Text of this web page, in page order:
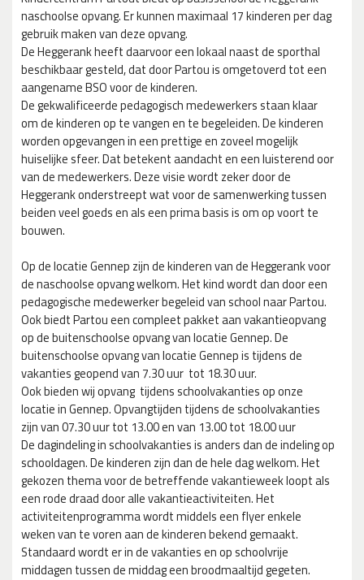
naschoolse opvang. Er kunnen maximaal 17 kinderen per dag
gebruik maken van deze opvang.
De Heggerank heeft daarvoor een lokaal naast de sporthal
beschikbaar gesteld, dat door Partou is omgetoverd tot een
aangename BSO voor de kinderen.
De gekwalificeerde pedagogisch medewerkers staan klaar
om de kinderen op te vangen en te begeleiden. De kinderen
worden opgevangen in een prettige en zoveel mogelijk
huiselijke sfeer. Dat betekent aandacht en een luisterend oor
van de medewerkers. Deze visie wordt zeker door de
Heggerank onderstreept wat voor de samenwerking tussen
beiden veel goeds en als een prima basis is om op voort te
bouwen.
Op de locatie Gennep zijn de kinderen van de Heggerank voor
de naschoolse opvang welkom. Het kind wordt dan door een
pedagogische medewerker begeleid van school naar Partou.
Ook biedt Partou een compleet pakket aan vakantieopvang
op de buitenschoolse opvang van locatie Gennep. De
buitenschoolse opvang van locatie Gennep is tijdens de
vakanties geopend van 7.30 uur tot 18.30 uur.
Ook bieden wij opvang tijdens schoolvakanties op onze
locatie in Gennep. Opvangtijden tijdens de schoolvakanties
zijn van 07.30 uur tot 13.00 en van 13.00 tot 18.00 uur
De dagindeling in schoolvakanties is anders dan de indeling op
schooldagen. De kinderen zijn dan de hele dag welkom. Het
gekozen thema voor de betreffende vakantieweek loopt als
een rode draad door alle vakantieactiviteiten. Het
activiteitenprogramma wordt middels een flyer enkele
weken van te voren aan de kinderen bekend gemaakt.
Standaard wordt er in de vakanties en op schoolvrije
middagen tussen de middag een broodmaaltijd gegeten.